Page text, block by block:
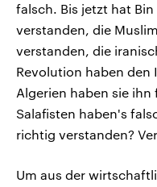
falsch. Bis jetzt hat
verstanden, die
verstanden, die
Revolution haben den
Algerien haben sie
Salafisten haben's
richtig verstanden?
Um aus der